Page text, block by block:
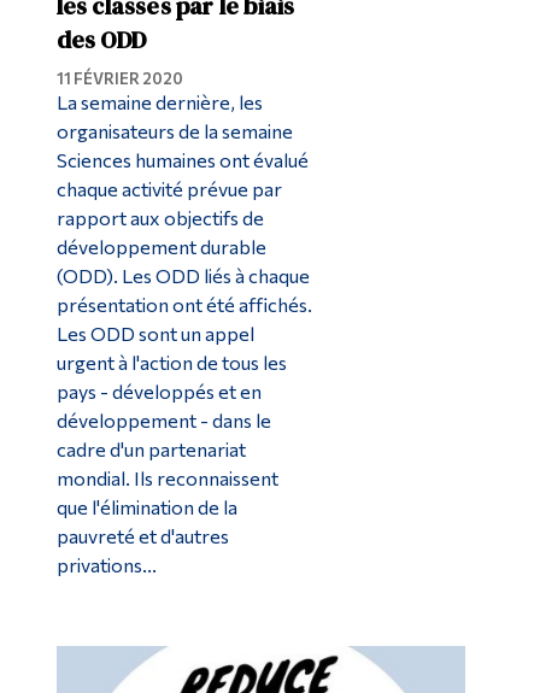
des ODD
11 FÉVRIER 2020
La semaine dernière, les
organisateurs de la semaine
Sciences humaines ont évalué
chaque activité prévue par
rapport aux objectifs de
développement durable
(ODD). Les ODD liés à chaque
présentation ont été affichés.
Les ODD sont un appel
urgent à l'action de tous les
pays - développés et en
développement - dans le
cadre d'un partenariat
mondial. Ils reconnaissent
que l'élimination de la
pauvreté et d'autres
privations...